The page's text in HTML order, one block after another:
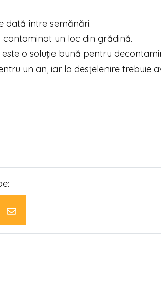
dată între semănări.
un loc din grădină.
o soluție bună pentru
un an, iar la desțelenire trebuie